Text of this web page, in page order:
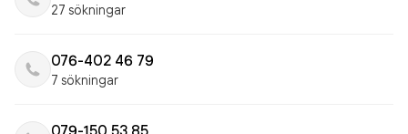
27 sökningar
076-402 46 79
7 sökningar
079-150 53 85